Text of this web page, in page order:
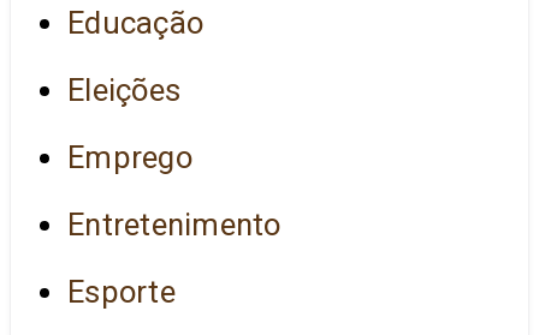
Educação
Eleições
Emprego
Entretenimento
Esporte